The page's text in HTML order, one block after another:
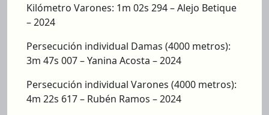
Kilómetro Varones: 1m 02s 294 – Alejo Betique
– 2024
Persecución individual Damas (4000 metros):
3m 47s 007 – Yanina Acosta – 2024
Persecución individual Varones (4000 metros):
4m 22s 617 – Rubén Ramos – 2024